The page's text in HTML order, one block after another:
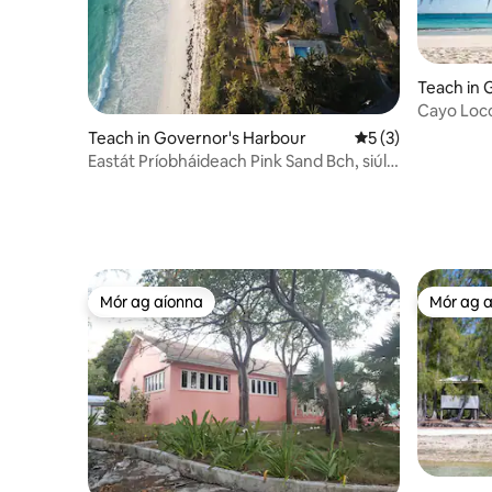
Teach in Governor's Harbour Meánrátáil 5 as 5,
5 (3)
Eastát Príobháideach Pink Sand Bch, siúl
Teach in
Cayo
Mór ag aíonna
Mór ag aíonna Mór ag
Mór ag